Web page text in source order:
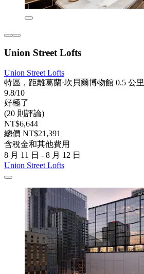
Union Street Lofts
Union Street Lofts
特區，距離葛蘭·坎貝爾博物館 0.5 公里
9.8/10
好極了
(20 則評論)
NT$6,644
總價 NT$21,391
含稅金和其他費用
8 月 11 日 - 8 月 12 日
Union Street Lofts